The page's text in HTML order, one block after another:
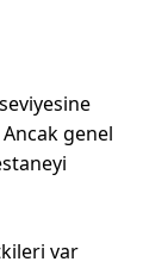
genel
var